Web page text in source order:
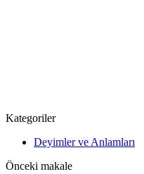
Kategoriler
Deyimler ve Anlamları
Önceki makale